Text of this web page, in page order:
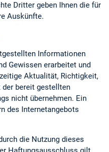
Dritter geben Ihnen die für
Auskünfte.
Informationen
Gewissen erarbeitet und
Aktualität, Richtigkeit,
bereit gestellten
nicht übernehmen. Ein
des Internetangebots
die Nutzung dieses